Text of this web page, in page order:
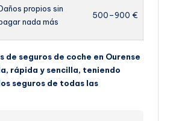
propios sin
nada más
500–900 €
de seguros de coche en Ourense
rápida y sencilla, teniendo
seguros de todas las